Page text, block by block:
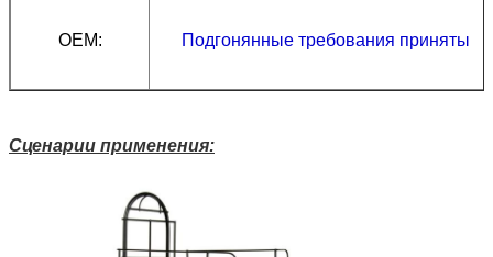
OEM: Подгонянные требования приняты
Сценарии применения: